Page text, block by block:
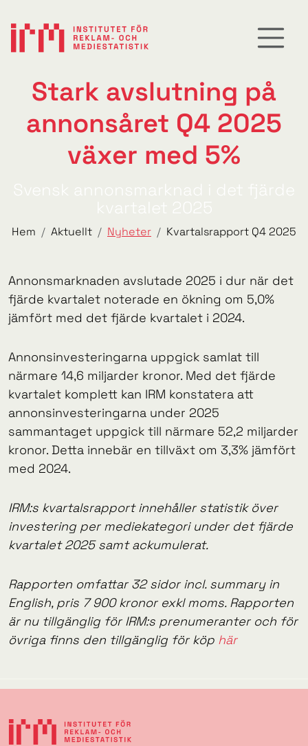
Stark avslutning på
annonsåret Q4 2025
växer med 5%
Hem Aktuellt Nyheter Kvartalsrapport Q4 2025
Annonsmarknaden avslutade 2025 i dur när det
fjärde kvartalet noterade en ökning om 5,0%
jämfört med det fjärde kvartalet i 2024.
Annonsinvesteringarna uppgick samlat till
närmare 14,6 miljarder kronor. Med det fjärde
kvartalet komplett kan IRM konstatera att
annonsinvesteringarna under 2025
sammantaget uppgick till närmare 52,2 miljarder
kronor. Detta innebär en tillväxt om 3,3% jämfört
med 2024.
IRM:s kvartalsrapport innehåller statistik över
investering per mediekategori under det fjärde
kvartalet 2025 samt ackumulerat.
Rapporten omfattar 32 sidor incl. summary in
English, pris 7 900 kronor exkl moms. Rapporten
är nu tillgänglig för IRM:s prenumeranter och för
övriga finns den tillgänglig för köp här